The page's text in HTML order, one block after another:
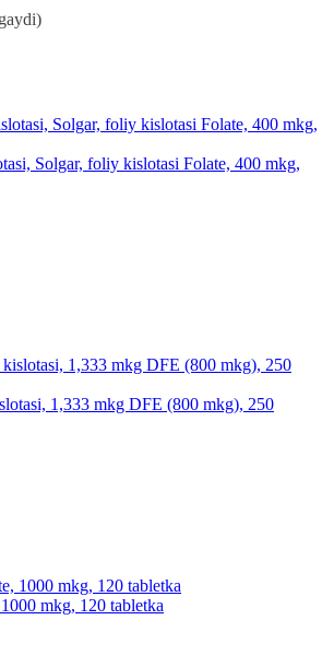
Solgar, foliy kislotasi Folate, 400 mkg,
1,333 mkg DFE (800 mkg), 250
mkg, 120 tabletka